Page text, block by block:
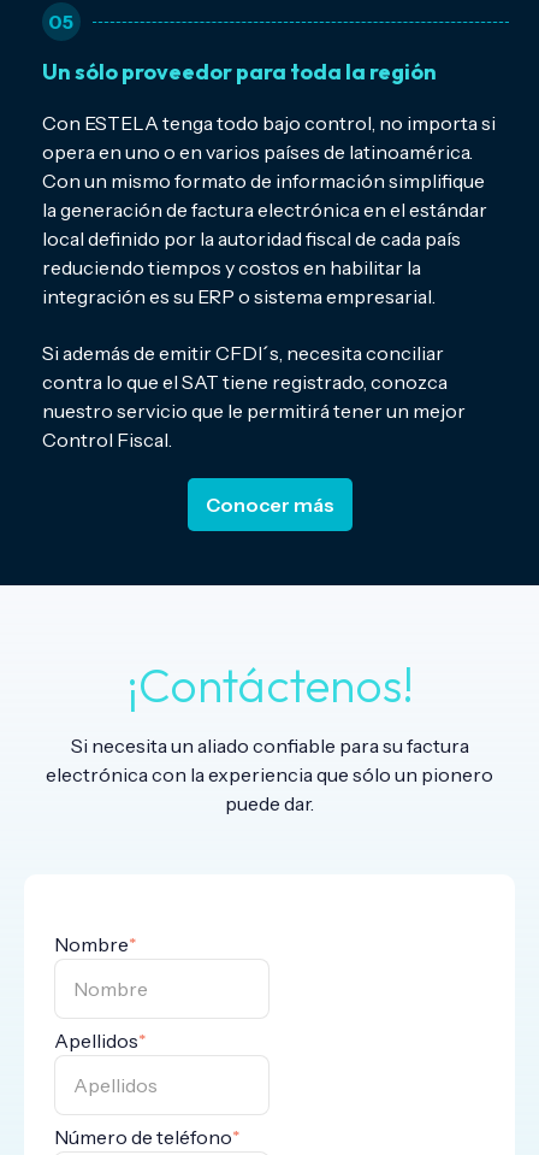
05
Un sólo proveedor para toda la región
Con ESTELA tenga todo bajo control, no importa si
opera en uno o en varios países de latinoamérica.
Con un mismo formato de información simplifique
la generación de factura electrónica en el estándar
local definido por la autoridad fiscal de cada país
reduciendo tiempos y costos en habilitar la
integración es su ERP o sistema empresarial.
Si además de emitir CFDI´s, necesita conciliar
contra lo que el SAT tiene registrado, conozca
nuestro servicio que le permitirá tener un mejor
Control Fiscal.
Conocer más
¡Contáctenos!
Si necesita un aliado confiable para su factura
electrónica con la experiencia que sólo un pionero
puede dar.
Nombre*
Apellidos*
Número de teléfono*